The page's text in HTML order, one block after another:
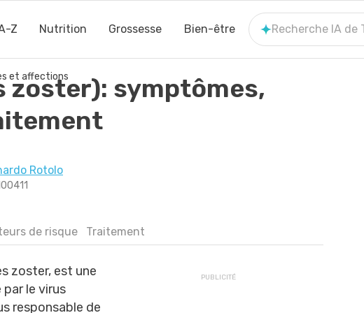
Z Nutrition Grossesse Bien-être Recherche IA de
et affections
zoster): symptômes,
Rotolo
de risque Traitement
zoster, est une
le virus
responsable de